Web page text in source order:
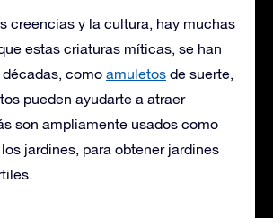
creencias y la cultura, hay muchas
estas criaturas míticas, se han
como amuletos de suerte,
pueden ayudarte a atraer
son ampliamente usados como
jardines, para obtener jardines